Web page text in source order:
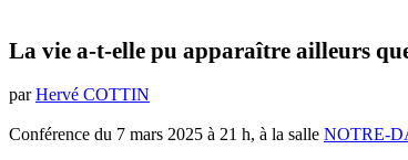
La vie a-t-elle pu apparaître ailleurs
parHervé COTTIN
Conférence du 7 mars 2025 à 21 h, à la salle NOTRE-